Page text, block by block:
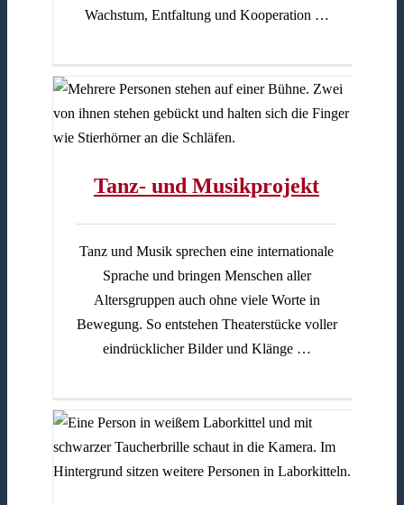
Wachstum, Entfaltung und Kooperation …
Tanz- und Musikprojekt
Tanz und Musik sprechen eine internationale
Sprache und bringen Menschen aller
Altersgruppen auch ohne viele Worte in
Bewegung. So entstehen Theaterstücke voller
eindrücklicher Bilder und Klänge …